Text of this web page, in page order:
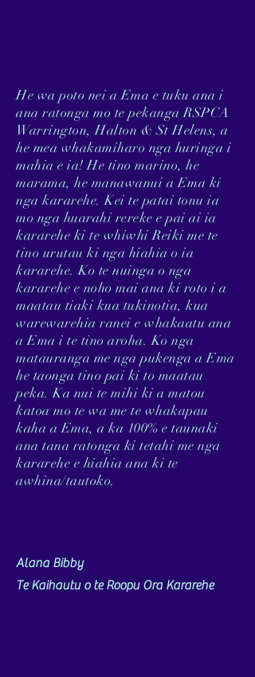
He wa poto nei a Ema e tuku ana i
ana ratonga mo te pekanga RSPCA
Warrington, Halton & St Helens, a
he mea whakamiharo nga huringa i
mahia e ia! He tino marino, he
marama, he manawanui a Ema ki
nga kararehe. Kei te patai tonu ia
mo nga huarahi rereke e pai ai ia
kararehe ki te whiwhi Reiki me te
tino urutau ki nga hiahia o ia
kararehe. Ko te nuinga o nga
kararehe e noho mai ana ki roto i a
maatau tiaki kua tukinotia, kua
warewarehia ranei e whakaatu ana
a Ema i te tino aroha. Ko nga
matauranga me nga pukenga a Ema
he taonga tino pai ki to maatau
peka. Ka nui te mihi ki a matou
katoa mo te wa me te whakapau
kaha a Ema, a ka 100% e taunaki
ana tana ratonga ki tetahi me nga
kararehe e hiahia ana ki te
awhina/tautoko.
Alana Bibby
Te Kaihautu o te Roopu Ora Kararehe